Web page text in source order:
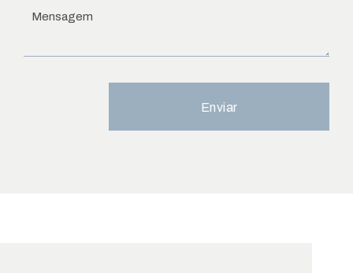
Enviar